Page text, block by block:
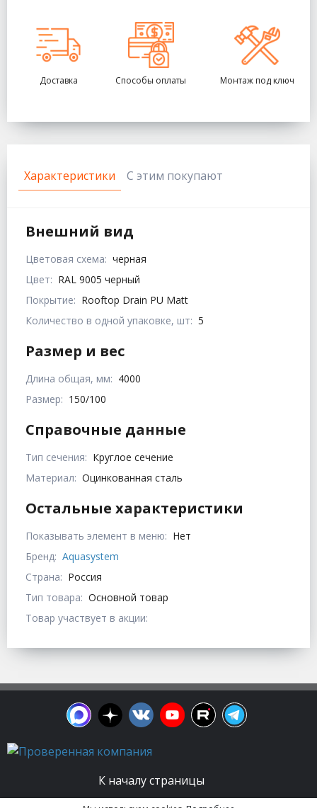
Доставка Способы оплаты Монтаж под ключ
Характеристики С этим покупают
Внешний вид
Цветовая схема: черная
Цвет: RAL 9005 черный
Покрытие: Rooftop Drain PU Matt
Количество в одной упаковке, шт: 5
Размер и вес
Длина общая, мм: 4000
Размер: 150/100
Справочные данные
Тип сечения: Круглое сечение
Материал: Оцинкованная сталь
Остальные характеристики
Показывать элемент в меню: Нет
Бренд: Aquasystem
Страна: Россия
Тип товара: Основной товар
Товар участвует в акции:
К началу страницы